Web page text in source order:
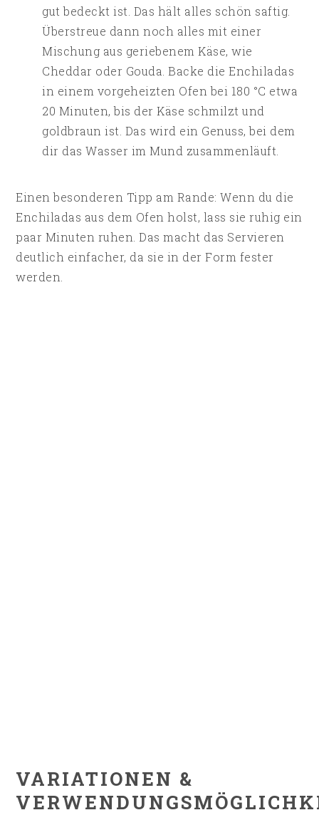
gut bedeckt ist. Das hält alles schön saftig.
Überstreue dann noch alles mit einer
Mischung aus geriebenem Käse, wie
Cheddar oder Gouda. Backe die Enchiladas
in einem vorgeheizten Ofen bei 180 °C etwa
20 Minuten, bis der Käse schmilzt und
goldbraun ist. Das wird ein Genuss, bei dem
dir das Wasser im Mund zusammenläuft.
Einen besonderen Tipp am Rande: Wenn du die
Enchiladas aus dem Ofen holst, lass sie ruhig ein
paar Minuten ruhen. Das macht das Servieren
deutlich einfacher, da sie in der Form fester
werden.
VARIATIONEN &